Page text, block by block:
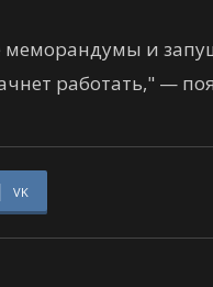
и
работать," —
VK